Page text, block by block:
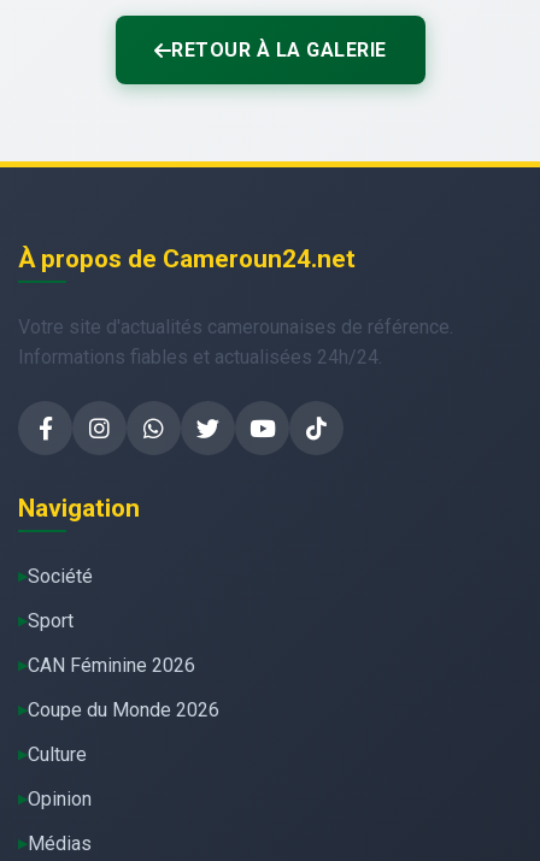
RETOUR À LA GALERIE
À propos de Cameroun24.net
Votre site d'actualités camerounaises de référence.
Informations fiables et actualisées 24h/24.
Navigation
Société
Sport
CAN Féminine 2026
Coupe du Monde 2026
Culture
Opinion
Médias